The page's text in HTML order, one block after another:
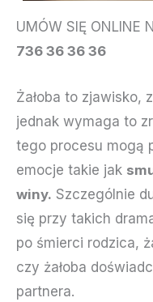
UMÓW SIĘ ONLINE
736 36 36 36
Żałoba to zjawisko,
jednak wymaga to
tego procesu mogą
emocje takie jak
winy. Szczególnie
się przy takich
po śmierci rodzica,
czy żałoba
partnera.